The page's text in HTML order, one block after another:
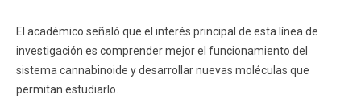
El académico señaló que el interés principal de esta línea de
investigación es comprender mejor el funcionamiento del
sistema cannabinoide y desarrollar nuevas moléculas que
permitan estudiarlo.